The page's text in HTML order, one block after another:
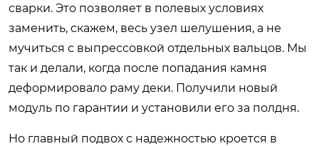
сварки. Это позволяет в полевых условиях
заменить, скажем, весь узел шелушения, а не
мучиться с выпрессовкой отдельных вальцов. Мы
так и делали, когда после попадания камня
деформировало раму деки. Получили новый
модуль по гарантии и установили его за полдня.
Но главный подвох с надежностью кроется в